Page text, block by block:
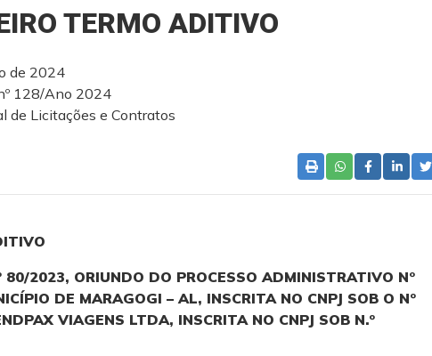
TERMO ADITIVO
de 2024
128/Ano 2024
de Licitações e Contratos
2023, ORIUNDO DO PROCESSO ADMINISTRATIVO N°
DE MARAGOGI – AL, INSCRITA NO CNPJ SOB O Nº
VIAGENS LTDA, INSCRITA NO CNPJ SOB N.º